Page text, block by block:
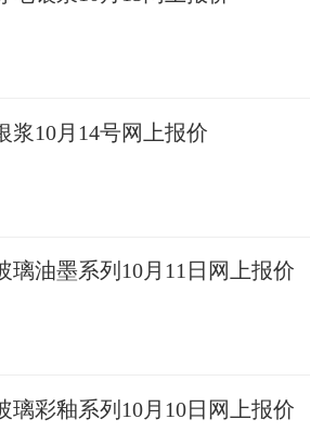
浆10月14号网上报价
璃油墨系列10月11日网上报价
璃彩釉系列10月10日网上报价